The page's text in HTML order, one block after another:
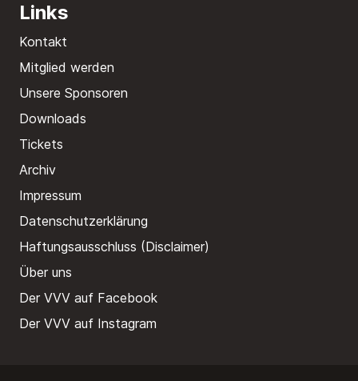
Links
Kontakt
Mitglied werden
Unsere Sponsoren
Downloads
Tickets
Archiv
Impressum
Datenschutzerklärung
Haftungsausschluss (Disclaimer)
Über uns
Der VVV auf Facebook
Der VVV auf Instagram